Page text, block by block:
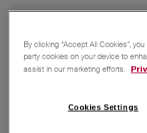
By clicking “Accept All Cookies”,
party cookies on your device to
assist in our marketing efforts.
Cookies Settings